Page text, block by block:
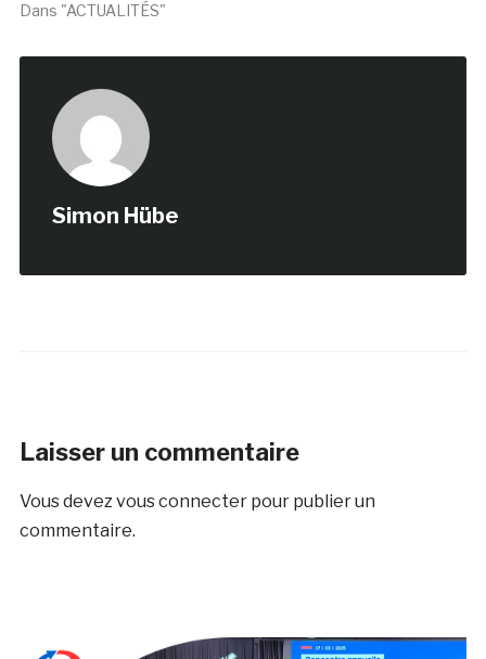
Dans "ACTUALITÉS"
Simon Hübe
Laisser un commentaire
Vous devezvous connecterpour publier un
commentaire.